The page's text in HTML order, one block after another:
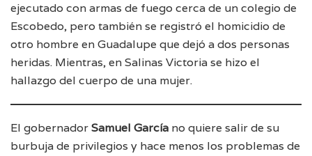
ejecutado con armas de fuego cerca de un colegio de
Escobedo, pero también se registró el homicidio de
otro hombre en Guadalupe que dejó a dos personas
heridas. Mientras, en Salinas Victoria se hizo el
hallazgo del cuerpo de una mujer.
El gobernadorSamuel García no quiere salir de su
burbuja de privilegios y hace menos los problemas de